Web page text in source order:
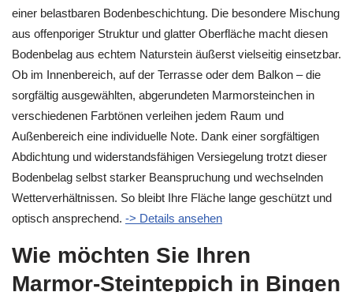
einer belastbaren Bodenbeschichtung. Die besondere Mischung
aus offenporiger Struktur und glatter Oberfläche macht diesen
Bodenbelag aus echtem Naturstein äußerst vielseitig einsetzbar.
Ob im Innenbereich, auf der Terrasse oder dem Balkon – die
sorgfältig ausgewählten, abgerundeten Marmorsteinchen in
verschiedenen Farbtönen verleihen jedem Raum und
Außenbereich eine individuelle Note. Dank einer sorgfältigen
Abdichtung und widerstandsfähigen Versiegelung trotzt dieser
Bodenbelag selbst starker Beanspruchung und wechselnden
Wetterverhältnissen. So bleibt Ihre Fläche lange geschützt und
optisch ansprechend. -> Details ansehen
Wie möchten Sie Ihren
Marmor-Steinteppich in Bingen